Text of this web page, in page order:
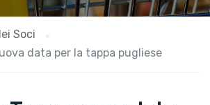
Soci
data per la tappa pugliese